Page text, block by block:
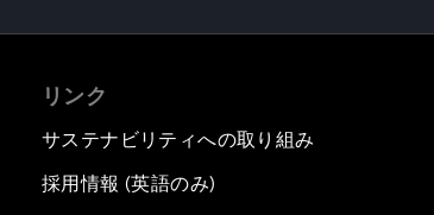
リンク
サステナビリティへの取り組み
採用情報 (英語のみ)